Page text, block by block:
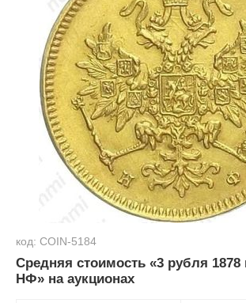
код: COIN-5184
Средняя стоимость «3 рубля
НФ» на аукционах